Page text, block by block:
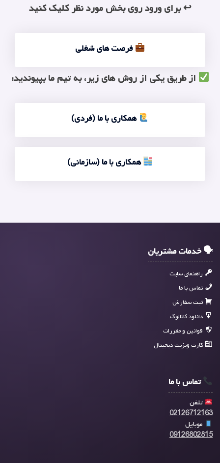
↩ برای ورود روی بخش مورد نظر کلیک کنید
فرصت های شغلی
از طریق یکی از روش های زیر، به تیم ما بپیوندید:
همکاری با ما (فردی)
همکاری با ما (سازمانی)
🗣 خدمات مشتریان
راهنمای سایت
تماس با ما
ثبت سفارش
دانلود کاتالوگ
قوانین و مقررات
کارت ویزیت دیجیتال
تماس با ما
تلفن
02126712163
موبایل
09126802815